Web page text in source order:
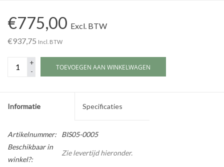
Machines |
Cadeaubonnen &
Relatiegeschenken |
Onderdelen |
Oliën & Smeermiddelen |
TIPS & KENNIS
€775,00 Excl. BTW
€937,75 Incl. BTW
+
-
TOEVOEGEN AAN WINKELWAGEN
Informatie Specificaties
Artikelnummer:
BIS05-0005
Beschikbaar in
winkel?:
Zie levertijd hieronder.